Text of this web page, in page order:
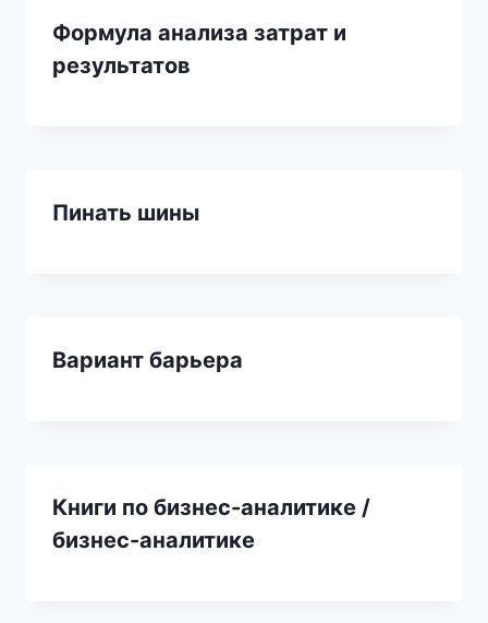
Формула анализа затрат и
результатов
Пинать шины
Вариант барьера
Книги по бизнес-аналитике /
бизнес-аналитике